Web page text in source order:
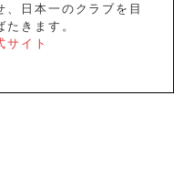
日本一のクラブを目
きます。
サイト